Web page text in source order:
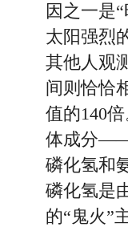
因之一是
太阳强烈
其他人观
间则恰恰
值的140
体成分
磷化氢和
磷化氢是
的“鬼火”